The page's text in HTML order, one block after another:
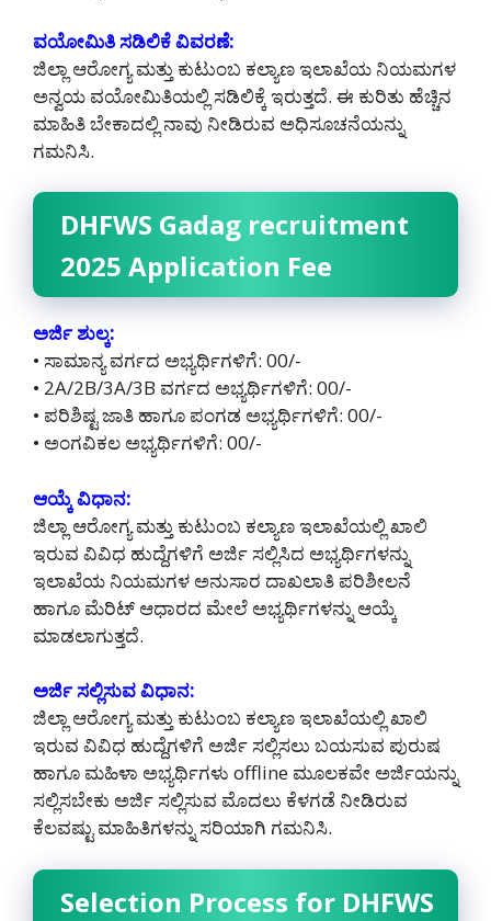
ವಯೋಮಿತಿ ಸಡಿಲಿಕೆ ವಿವರಣೆ:
ಜಿಲ್ಲಾ ಆರೋಗ್ಯ ಮತ್ತು ಕುಟುಂಬ ಕಲ್ಯಾಣ ಇಲಾಖೆಯ ನಿಯಮಗಳ
ಅನ್ವಯ ವಯೋಮಿತಿಯಲ್ಲಿ ಸಡಿಲಿಕ್ಕೆ ಇರುತ್ತದೆ. ಈ ಕುರಿತು ಹೆಚ್ಚಿನ
ಮಾಹಿತಿ ಬೇಕಾದಲ್ಲಿ ನಾವು ನೀಡಿರುವ ಅಧಿಸೂಚನೆಯನ್ನು
ಗಮನಿಸಿ.
DHFWS Gadag recruitment
2025 Application Fee
ಅರ್ಜಿ ಶುಲ್ಕ:
• ಸಾಮಾನ್ಯ ವರ್ಗದ ಅಭ್ಯರ್ಥಿಗಳಿಗೆ: 00/-
• 2A/2B/3A/3B ವರ್ಗದ ಅಭ್ಯರ್ಥಿಗಳಿಗೆ: 00/-
• ಪರಿಶಿಷ್ಟ ಜಾತಿ ಹಾಗೂ ಪಂಗಡ ಅಭ್ಯರ್ಥಿಗಳಿಗೆ: 00/-
• ಅಂಗವಿಕಲ ಅಭ್ಯರ್ಥಿಗಳಿಗೆ: 00/-
ಆಯ್ಕೆ ವಿಧಾನ:
ಜಿಲ್ಲಾ ಆರೋಗ್ಯ ಮತ್ತು ಕುಟುಂಬ ಕಲ್ಯಾಣ ಇಲಾಖೆಯಲ್ಲಿ ಖಾಲಿ
ಇರುವ ವಿವಿಧ ಹುದ್ದೆಗಳಿಗೆ ಅರ್ಜಿ ಸಲ್ಲಿಸಿದ ಅಭ್ಯರ್ಥಿಗಳನ್ನು
ಇಲಾಖೆಯ ನಿಯಮಗಳ ಅನುಸಾರ ದಾಖಲಾತಿ ಪರಿಶೀಲನೆ
ಹಾಗೂ ಮೆರಿಟ್ ಆಧಾರದ ಮೇಲೆ ಅಭ್ಯರ್ಥಿಗಳನ್ನು ಆಯ್ಕೆ
ಮಾಡಲಾಗುತ್ತದೆ.
ಅರ್ಜಿ ಸಲ್ಲಿಸುವ ವಿಧಾನ:
ಜಿಲ್ಲಾ ಆರೋಗ್ಯ ಮತ್ತು ಕುಟುಂಬ ಕಲ್ಯಾಣ ಇಲಾಖೆಯಲ್ಲಿ ಖಾಲಿ
ಇರುವ ವಿವಿಧ ಹುದ್ದೆಗಳಿಗೆ ಅರ್ಜಿ ಸಲ್ಲಿಸಲು ಬಯಸುವ ಪುರುಷ
ಹಾಗೂ ಮಹಿಳಾ ಅಭ್ಯರ್ಥಿಗಳು offline ಮೂಲಕವೇ ಅರ್ಜಿಯನ್ನು
ಸಲ್ಲಿಸಬೇಕು ಅರ್ಜಿ ಸಲ್ಲಿಸುವ ಮೊದಲು ಕೆಳಗಡೆ ನೀಡಿರುವ
ಕೆಲವಷ್ಟು ಮಾಹಿತಿಗಳನ್ನು ಸರಿಯಾಗಿ ಗಮನಿಸಿ.
Selection Process for DHFWS